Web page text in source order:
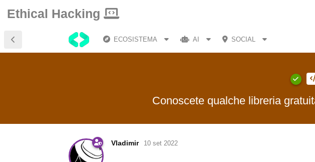
Ethical Hacking
ECOSISTEMA AI SOCIAL
Conoscete qualche libreria
Vladimir 10 set 2022